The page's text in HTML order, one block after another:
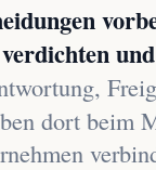
dort beim